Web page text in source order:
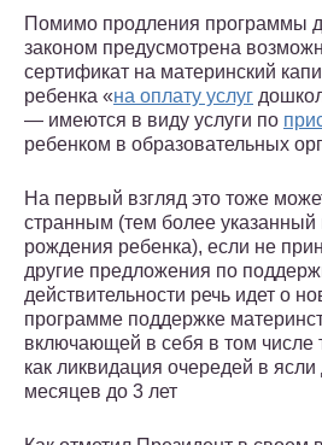
Помимо продления программы
законом предусмотрена
сертификат на материнский
ребенка «на оплату услуг
— имеются в виду услуги по
ребенком в образовательных
На первый взгляд это тоже
странным (тем более
рождения ребенка), если не
другие предложения по
действительности речь идет о
программе поддержке
включающей в себя в том числе
как ликвидация очередей в ясли
месяцев до 3 лет